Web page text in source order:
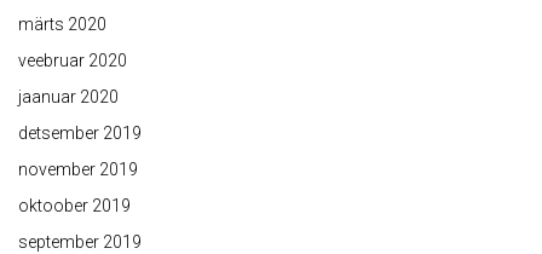
märts 2020
veebruar 2020
jaanuar 2020
detsember 2019
november 2019
oktoober 2019
september 2019